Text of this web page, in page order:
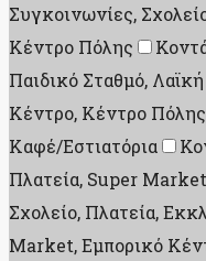
Συγκοινωνίες,
Κέντρο Πόλης
Παιδικό Σταθμό,
Κέντρο, Κέντρο
Καφέ/Εστιατόρια
Πλατεία, Super Market
Σχολείο, Πλατεία,
Market, Εμπορικό